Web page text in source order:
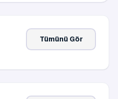
Tümünü Gör